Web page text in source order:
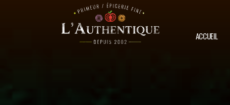
ACCUEIL